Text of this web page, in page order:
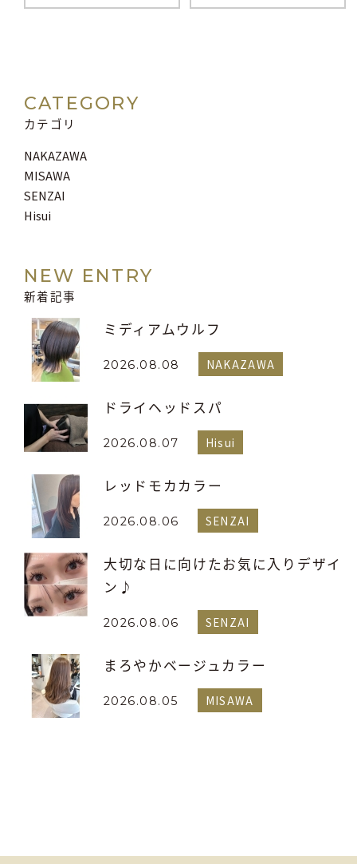
CATEGORY
カテゴリ
NAKAZAWA
MISAWA
SENZAI
Hisui
NEW ENTRY
新着記事
ミディアムウルフ
2026.08.08 NAKAZAWA
ドライヘッドスパ
2026.08.07 Hisui
レッドモカカラー
2026.08.06 SENZAI
大切な日に向けたお気に入りデザイ
ン♪
2026.08.06 SENZAI
まろやかベージュカラー
2026.08.05 MISAWA